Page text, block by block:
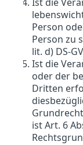
Person
Person zu
lit. d) DS-
Ist die
oder der
Dritten
ist Art. 6